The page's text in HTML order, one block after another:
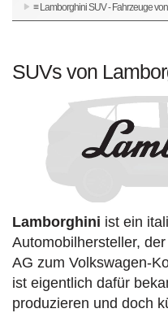
≡ Lamborghini SUV - Fahrzeuge
SUVs von
Lamborghini ist ein
Automobilhersteller,
AG zum Volkswagen-
ist eigentlich dafür
produzieren und doch